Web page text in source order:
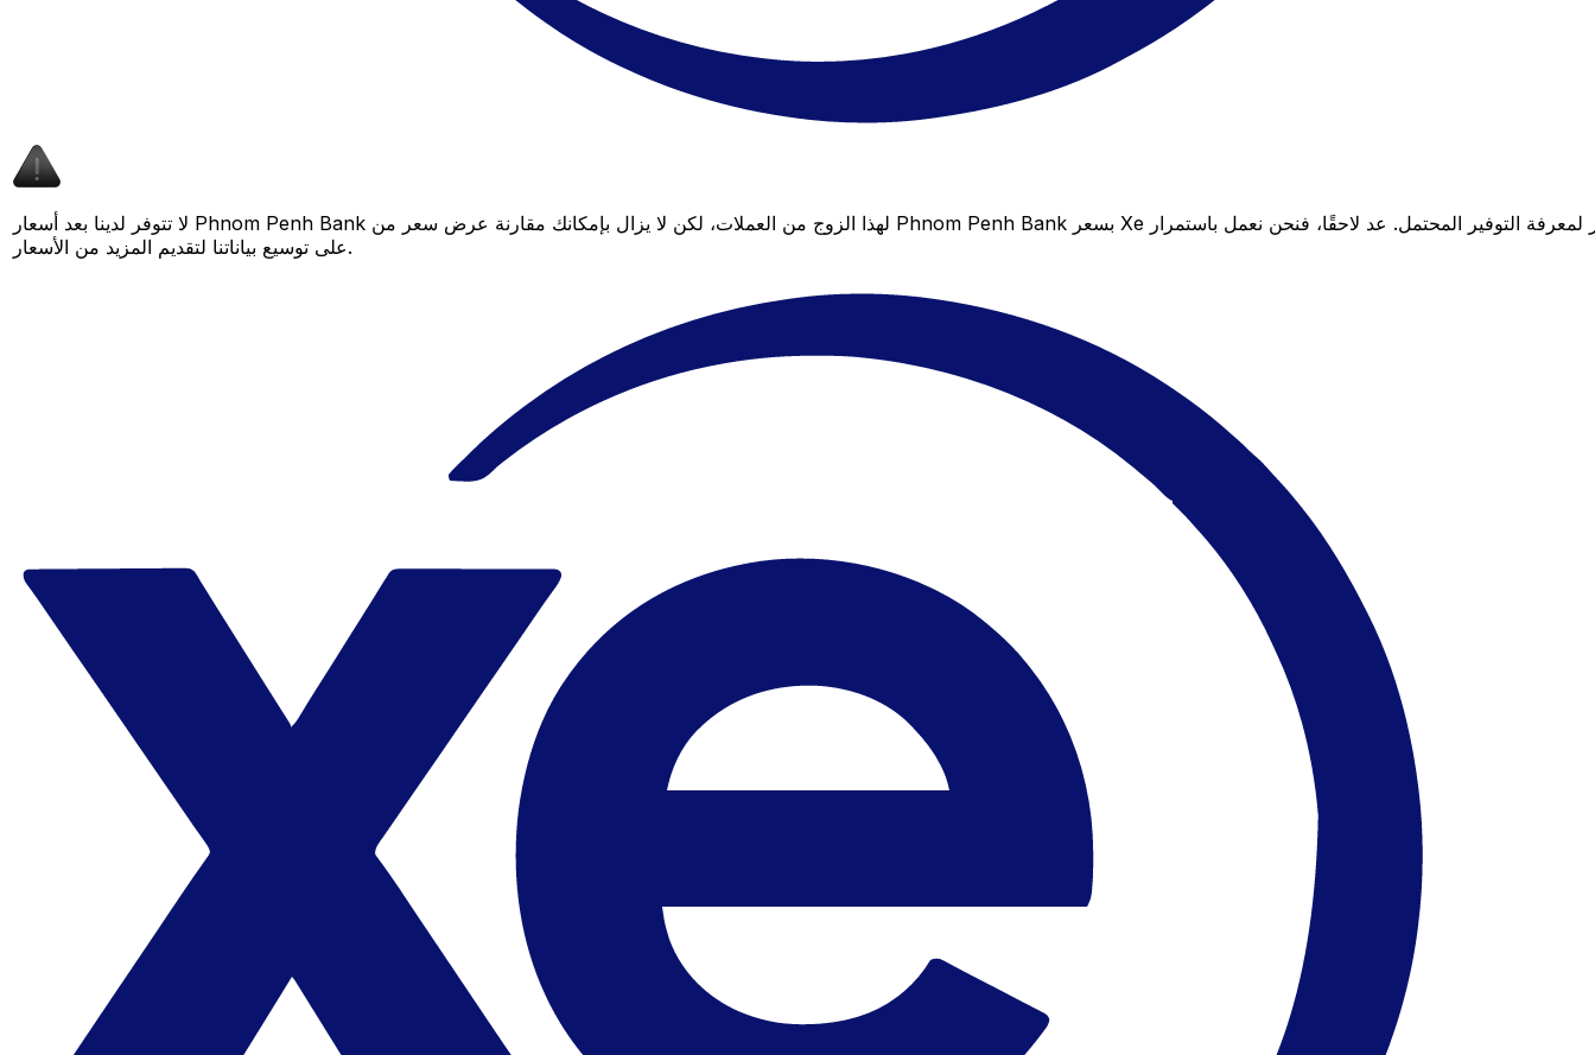
لا تتوفر لدينا بعد أسعار Phnom Penh Bank لهذا الزوج من العملات، لكن لا يزال بإمكانك مقارنة عرض سعر من Phnom Penh Bank بسعر Xe المباشر لمعرفة التوفير المحتمل. عد لاحقًا، فنحن نعمل باستمرار
على توسيع بياناتنا لتقديم المزيد من الأسعار.